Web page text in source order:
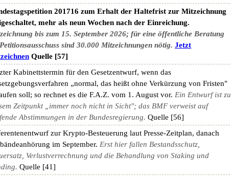
201716 zum Erhalt der Haltefrist zur Mitzeichnung
mehr als neun Wochen nach der Einreichung.
bis zum 15. September 2026; für eine öffentliche Beratung
sind 30.000 Mitzeichnungen nötig. Jetzt
Quelle [57]
Kabinettstermin für den Gesetzentwurf, wenn das
„normal, das heißt ohne Verkürzung von Fristen"
soll; so rechnet es die F.A.Z. vom 1. August vor. Ein Entwurf ist zu
Zeitpunkt „immer noch nicht in Sicht"; das BMF verweist auf
Abstimmungen in der Bundesregierung. Quelle [56]
zur Krypto-Besteuerung laut Presse-Zeitplan, danach
im September. Erst hier fallen Bestandsschutz,
Verlustverrechnung und die Behandlung von Staking und
Quelle [41]